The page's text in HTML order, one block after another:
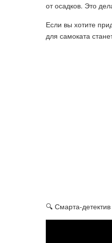
от осадков. Это
Если вы хотите
для самоката
🔍 Смарта-